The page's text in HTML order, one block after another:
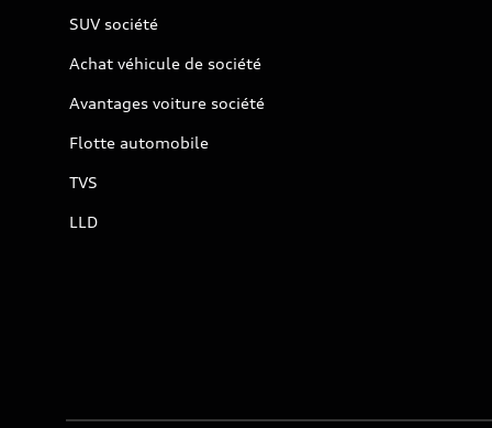
SUV société
Achat véhicule de société
Avantages voiture société
Flotte automobile
TVS
LLD